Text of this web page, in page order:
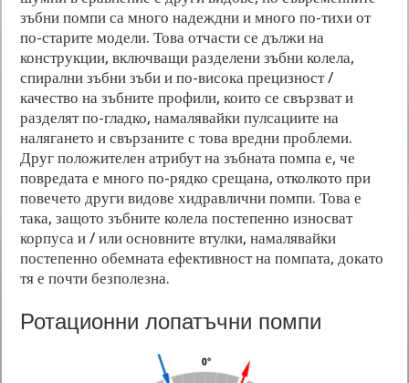
зъбни помпи са много надеждни и много по-тихи от
по-старите модели. Това отчасти се дължи на
конструкции, включващи разделени зъбни колела,
спирални зъбни зъби и по-висока прецизност /
качество на зъбните профили, които се свързват и
разделят по-гладко, намалявайки пулсациите на
налягането и свързаните с това вредни проблеми.
Друг положителен атрибут на зъбната помпа е, че
повредата е много по-рядко срещана, отколкото при
повечето други видове хидравлични помпи. Това е
така, защото зъбните колела постепенно износват
корпуса и / или основните втулки, намалявайки
постепенно обемната ефективност на помпата, докато
тя е почти безполезна.
Ротационни лопатъчни помпи